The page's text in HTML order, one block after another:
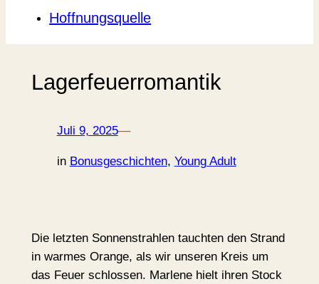
Hoffnungsquelle
Lagerfeuerromantik
Juli 9, 2025—
in Bonusgeschichten, Young Adult
Die letzten Sonnenstrahlen tauchten den Strand
in warmes Orange, als wir unseren Kreis um
das Feuer schlossen. Marlene hielt ihren Stock